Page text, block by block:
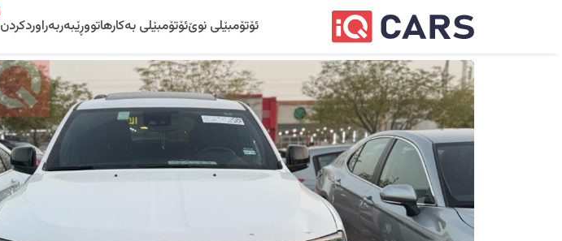
ئۆتۆمبێلی نوێئۆتۆمبێلی بەکارهاتووڕێبەربەراوردکردن